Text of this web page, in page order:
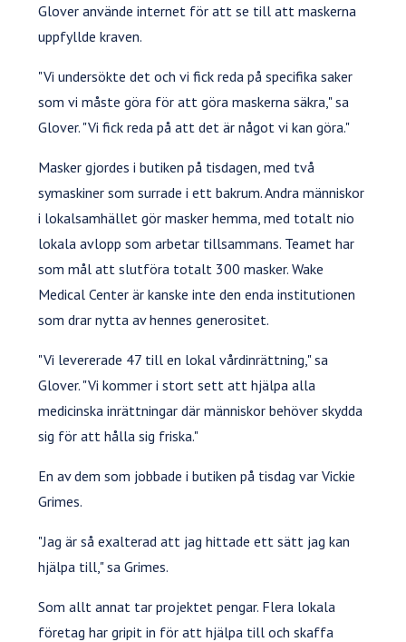
Glover använde internet för att se till att maskerna
uppfyllde kraven.
"Vi undersökte det och vi fick reda på specifika saker
som vi måste göra för att göra maskerna säkra," sa
Glover. "Vi fick reda på att det är något vi kan göra."
Masker gjordes i butiken på tisdagen, med två
symaskiner som surrade i ett bakrum. Andra människor
i lokalsamhället gör masker hemma, med totalt nio
lokala avlopp som arbetar tillsammans. Teamet har
som mål att slutföra totalt 300 masker. Wake
Medical Center är kanske inte den enda institutionen
som drar nytta av hennes generositet.
"Vi levererade 47 till en lokal vårdinrättning," sa
Glover. "Vi kommer i stort sett att hjälpa alla
medicinska inrättningar där människor behöver skydda
sig för att hålla sig friska."
En av dem som jobbade i butiken på tisdag var Vickie
Grimes.
"Jag är så exalterad att jag hittade ett sätt jag kan
hjälpa till," sa Grimes.
Som allt annat tar projektet pengar. Flera lokala
företag har gripit in för att hjälpa till och skaffa